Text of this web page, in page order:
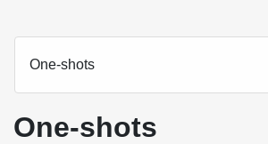
One-shots
One-shots